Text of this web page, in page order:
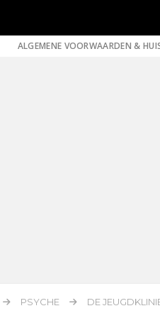
ALGEMENE VOORWAARDEN &
PSYCHE DE